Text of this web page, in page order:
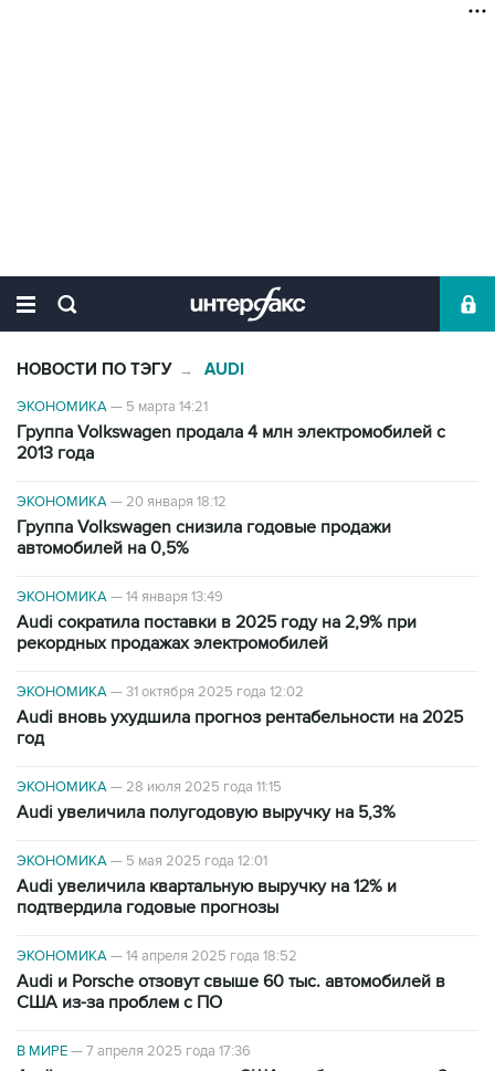
НОВОСТИ ПО ТЭГУ → AUDI
ЭКОНОМИКА— 5 марта 14:21
Группа Volkswagen продала 4 млн электромобилей с
2013 года
ЭКОНОМИКА—20 января 18:12
Группа Volkswagen снизила годовые продажи
автомобилей на 0,5%
ЭКОНОМИКА—14 января 13:49
Audi сократила поставки в 2025 году на 2,9% при
рекордных продажах электромобилей
ЭКОНОМИКА—31 октября 2025 года 12:02
Audi вновь ухудшила прогноз рентабельности на 2025
год
ЭКОНОМИКА—28 июля 2025 года 11:15
Audi увеличила полугодовую выручку на 5,3%
ЭКОНОМИКА— 5 мая 2025 года 12:01
Audi увеличила квартальную выручку на 12% и
подтвердила годовые прогнозы
ЭКОНОМИКА—14 апреля 2025 года 18:52
Audi и Porsche отзовут свыше 60 тыс. автомобилей в
США из-за проблем с ПО
В МИРЕ—7 апреля 2025 года 17:36